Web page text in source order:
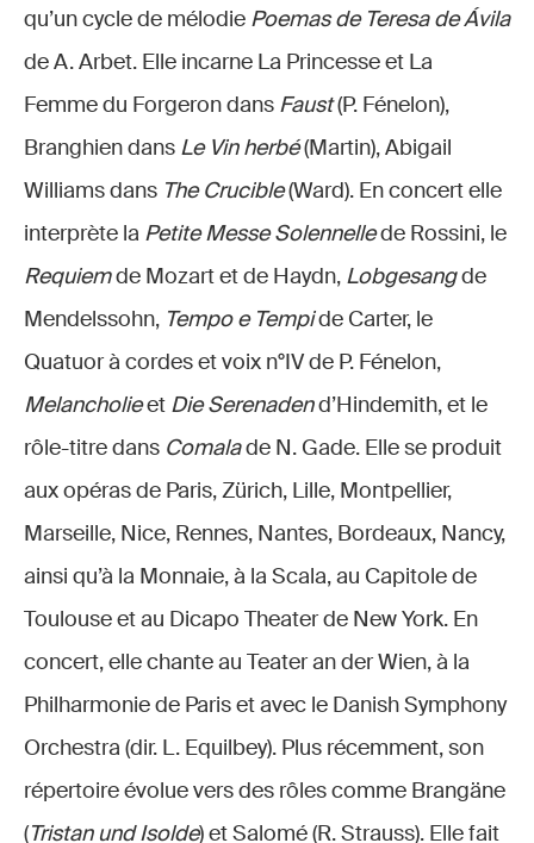
qu’un cycle de mélodie Poemas de Teresa de Ávila
de A. Arbet. Elle incarne La Princesse et La
Femme du Forgeron dans Faust(P. Fénelon),
Branghien dans Le Vin herbé(Martin), Abigail
Williams dans The Crucible(Ward). En concert elle
interprète la Petite Messe Solennellede Rossini, le
Requiemde Mozart et de Haydn, Lobgesangde
Mendelssohn, Tempo e Tempide Carter, le
Quatuor à cordes et voix n°IV de P. Fénelon,
Melancholieet Die Serenadend’Hindemith, et le
rôle-titre dans Comalade N. Gade. Elle se produit
aux opéras de Paris, Zürich, Lille, Montpellier,
Marseille, Nice, Rennes, Nantes, Bordeaux, Nancy,
ainsi qu’à la Monnaie, à la Scala, au Capitole de
Toulouse et au Dicapo Theater de New York. En
concert, elle chante au Teater an der Wien, à la
Philharmonie de Paris et avec le Danish Symphony
Orchestra (dir. L. Equilbey). Plus récemment, son
répertoire évolue vers des rôles comme Brangäne
(Tristan und Isolde) et Salomé (R. Strauss). Elle fait